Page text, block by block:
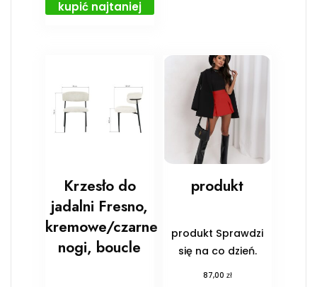
kupić najtaniej
Krzesło do
jadalni Fresno,
kremowe/czarne
nogi, boucle
produkt
produkt Sprawdzi
się na co dzień.
87,00 zł